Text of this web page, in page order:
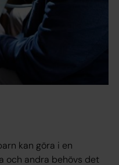
kan göra i en
och andra behövs det